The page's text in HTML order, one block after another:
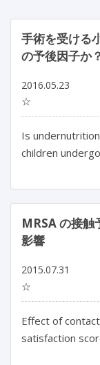
手術を受ける
の予後因子か
2016.05.23
☆
Is
children
MRSA の接触
影響
2015.07.31
☆
Effect of
satisfaction